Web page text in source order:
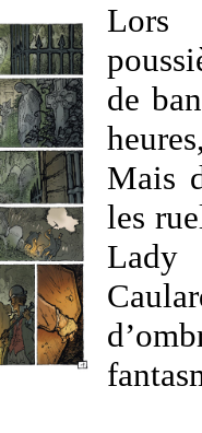
Lors
de
Mais
les
Lady